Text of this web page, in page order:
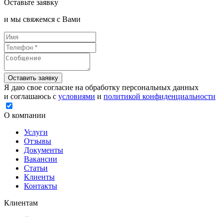
Оставьте заявку
и мы свяжемся с Вами
Оставить заявку
Я даю свое согласие на обработку персональных данных
и соглашаюсь с условиями и политикой конфиденциальности
О компании
Услуги
Отзывы
Документы
Вакансии
Статьи
Клиенты
Контакты
Клиентам